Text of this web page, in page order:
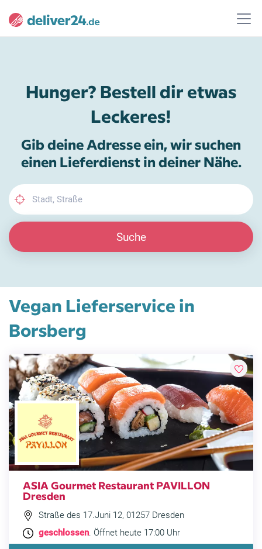
Hunger? Bestell dir etwas
Leckeres!
Gib deine Adresse ein, wir suchen
einen Lieferdienst in deiner Nähe.
Suche
Vegan Lieferservice in
Borsberg
ASIA Gourmet Restaurant PAVILLON
Dresden
Straße des 17.Juni 12, 01257 Dresden
geschlossen. Öffnet heute 17:00 Uhr